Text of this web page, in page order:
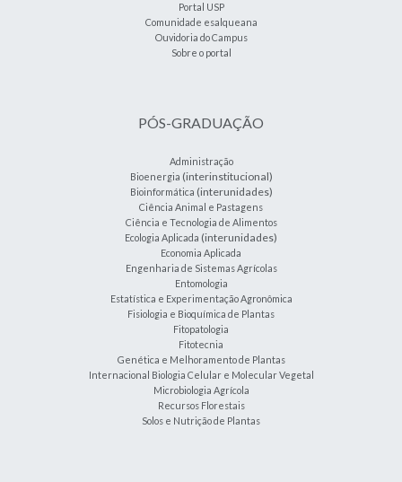
Portal USP
Comunidade esalqueana
Ouvidoria do Campus
Sobre o portal
PÓS-GRADUAÇÃO
Administração
Bioenergia (interinstitucional)
Bioinformática (interunidades)
Ciência Animal e Pastagens
Ciência e Tecnologia de Alimentos
Ecologia Aplicada (interunidades)
Economia Aplicada
Engenharia de Sistemas Agrícolas
Entomologia
Estatística e Experimentação Agronômica
Fisiologia e Bioquímica de Plantas
Fitopatologia
Fitotecnia
Genética e Melhoramento de Plantas
Internacional Biologia Celular e Molecular Vegetal
Microbiologia Agrícola
Recursos Florestais
Solos e Nutrição de Plantas